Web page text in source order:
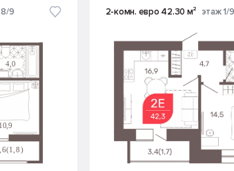
9 2-комн. евро 42.30 м² этаж 1/9